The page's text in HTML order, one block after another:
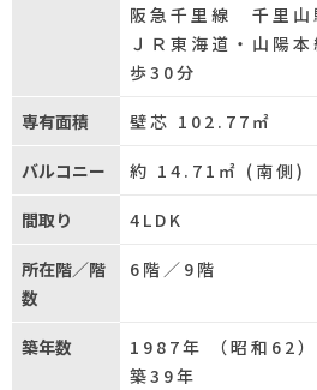
阪急千里線 千里
ＪＲ東海道・山陽
歩30分
専有面積 壁芯 102.77㎡
バルコニー 約 14.71㎡ (南側)
間取り 4LDK
所在階／階
数
6階／9階
築年数
1987年 （昭和62
築39年